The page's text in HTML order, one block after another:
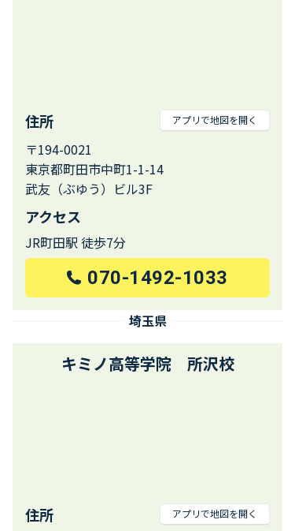
住所 アプリで地図を開く
〒194-0021
東京都町田市中町1-1-14
武友（ぶゆう）ビル3F
アクセス
JR町田駅 徒歩7分
070-1492-1033
埼玉県
キミノ高等学院 所沢校
住所 アプリで地図を開く